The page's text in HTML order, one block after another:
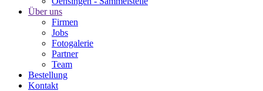
Über uns
Firmen
Jobs
Fotogalerie
Partner
Team
Bestellung
Kontakt